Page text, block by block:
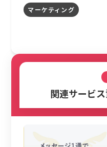
マーケティング
関連サービ